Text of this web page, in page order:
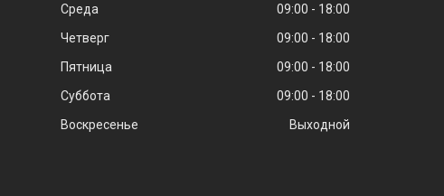
Среда
09:00
18:00
Четверг
09:00
18:00
Пятница
09:00
18:00
Суббота
09:00
18:00
Воскресенье
Выходной